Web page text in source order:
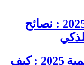
العقارات في مصر 2025 : نصائح
الصحة النفسية الرقمية 2025 : كيف